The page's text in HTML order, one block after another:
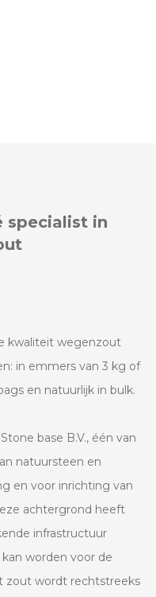
specialist in
kwaliteit wegenzout
in emmers van 3 kg of
en natuurlijk in bulk.
base B.V., één van
natuursteen en
en voor inrichting van
achtergrond heeft
infrastructuur
worden voor de
zout wordt rechtstreeks